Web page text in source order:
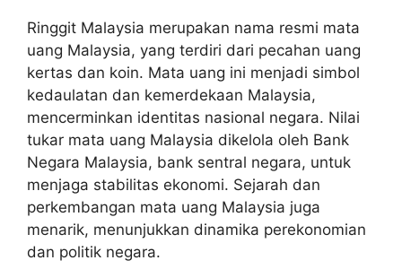
Ringgit Malaysia merupakan nama resmi mata
uang Malaysia, yang terdiri dari pecahan uang
kertas dan koin. Mata uang ini menjadi simbol
kedaulatan dan kemerdekaan Malaysia,
mencerminkan identitas nasional negara. Nilai
tukar mata uang Malaysia dikelola oleh Bank
Negara Malaysia, bank sentral negara, untuk
menjaga stabilitas ekonomi. Sejarah dan
perkembangan mata uang Malaysia juga
menarik, menunjukkan dinamika perekonomian
dan politik negara.